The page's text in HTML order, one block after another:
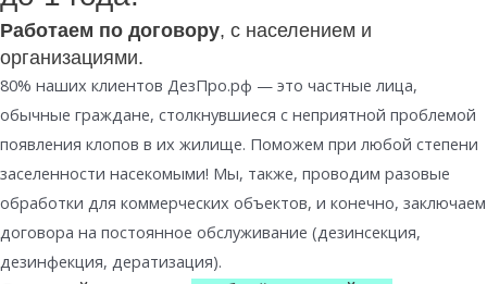
Работаем по договору, с населением и
организациями.
80% наших клиентов ДезПро.рф — это частные лица,
обычные граждане, столкнувшиеся с неприятной проблемой
появления клопов в их жилище. Поможем при любой степени
заселенности насекомыми! Мы, также, проводим разовые
обработки для коммерческих объектов, и конечно, заключаем
договора на постоянное обслуживание (дезинсекция,
дезинфекция, дератизация).